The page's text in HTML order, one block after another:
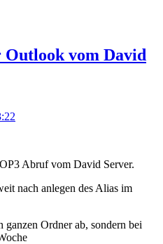
vom David
Abruf vom David Server.
nach anlegen des Alias im
Ordner ab, sondern bei